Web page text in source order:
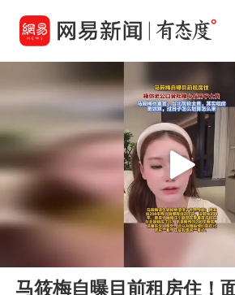
Play
马筱梅自曝目前租房住！